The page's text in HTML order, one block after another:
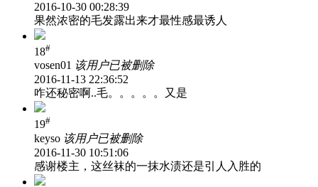
2016-10-30 00:28:39
果然浓密的毛发露出来才最性感最诱人
18#
vosen01 该用户已被删除
2016-11-13 22:36:52
咋还秘密啊..毛。。。。。又是
19#
keyso 该用户已被删除
2016-11-30 10:51:06
感谢楼主，这丝袜的一抹水渍还是引人入胜的